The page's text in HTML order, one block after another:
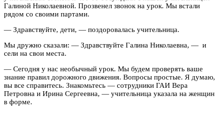
Галиной Николаевной. Прозвенел звонок на урок. Мы встали
рядом со своими партами.
— Здравствуйте, дети, — поздоровалась учительница.
Мы дружно сказали: — Здравствуйте Галина Николаевна, — и
сели на свои места.
— Сегодня у нас необычный урок. Мы будем проверять ваше
знание правил дорожного движения. Вопросы простые. Я думаю,
вы все справитесь. Знакомьтесь — сотрудники ГАИ Вера
Петровна и Ирина Сергеевна, — учительница указала на женщин
в форме.